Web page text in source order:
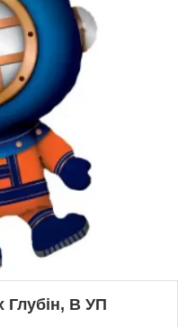
Глубін, В УП